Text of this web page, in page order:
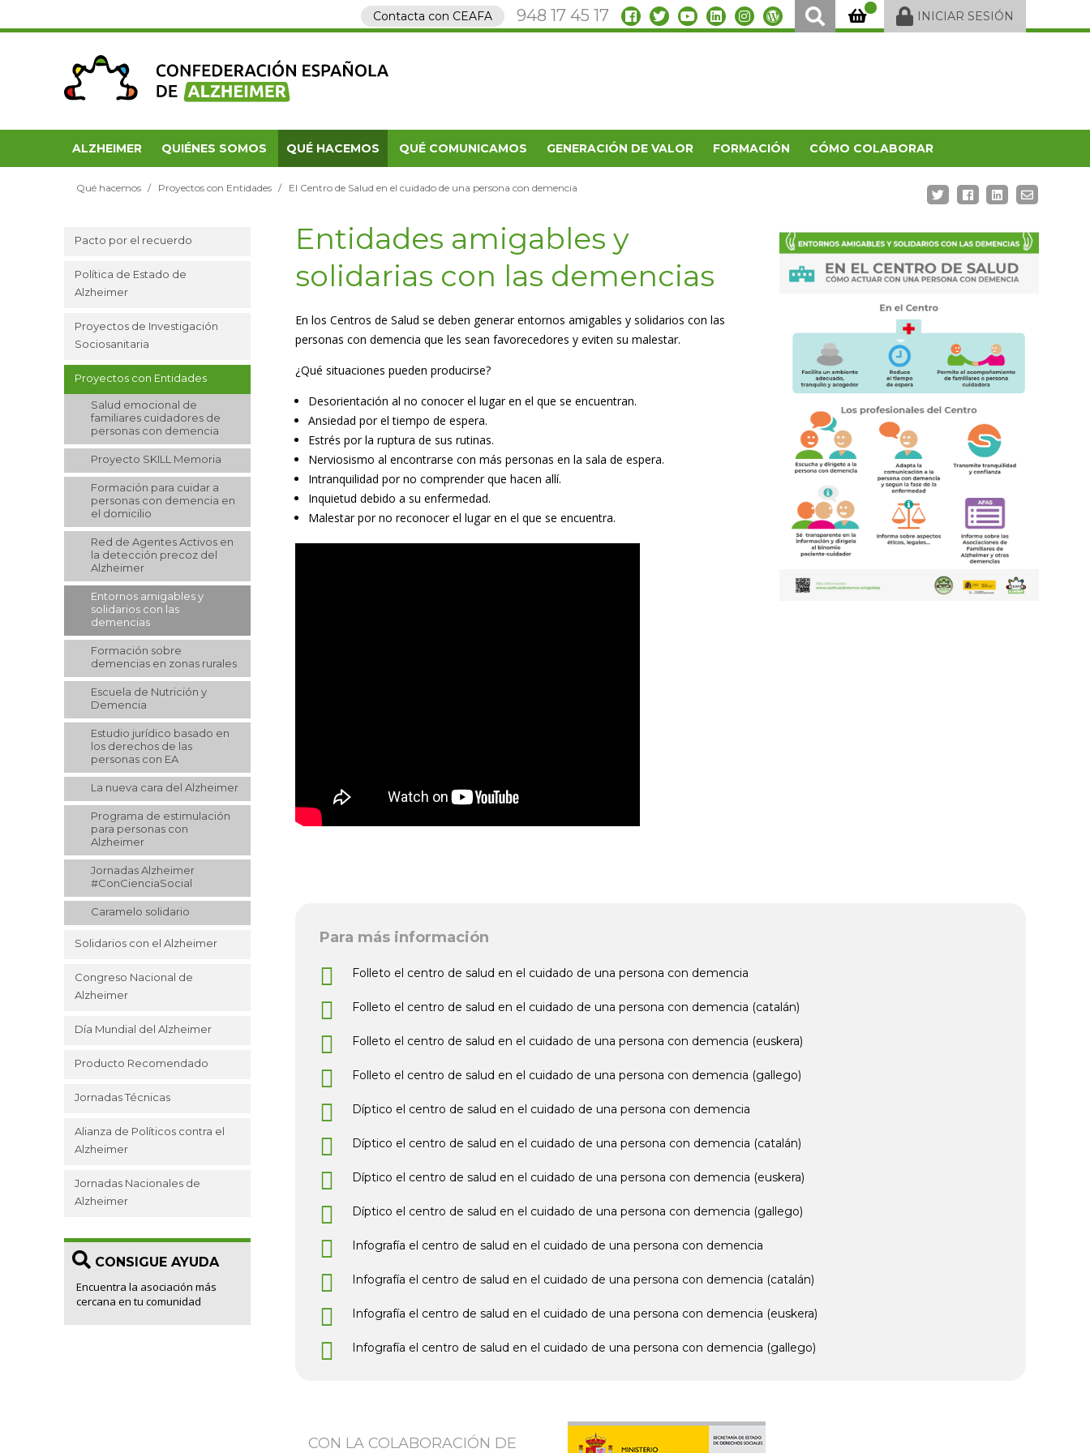
Contacta con CEAFA 948 17 45 17 INICIAR SESIÓN
ALZHEIMER QUIÉNES SOMOS QUÉ HACEMOS QUÉ COMUNICAMOS GENERACIÓN DE VALOR FORMACIÓN CÓMO COLABORAR
Qué hacemos Proyectos con Entidades El Centro de Salud en el cuidado de una persona con demencia
Pacto por el recuerdo
Política de Estado de
Alzheimer
Proyectos de Investigación
Sociosanitaria
Proyectos con Entidades
Salud emocional de
familiares cuidadores de
personas con demencia
Proyecto SKILL Memoria
Formación para cuidar a
personas con demencia en
el domicilio
Red de Agentes Activos en
la detección precoz del
Alzheimer
Entornos amigables y
solidarios con las
demencias
Formación sobre
demencias en zonas rurales
Escuela de Nutrición y
Demencia
Estudio jurídico basado en
los derechos de las
personas con EA
La nueva cara del Alzheimer
Programa de estimulación
para personas con
Alzheimer
Jornadas Alzheimer
#ConCienciaSocial
Caramelo solidario
Solidarios con el Alzheimer
Congreso Nacional de
Alzheimer
Día Mundial del Alzheimer
Producto Recomendado
Jornadas Técnicas
Alianza de Políticos contra el
Alzheimer
Jornadas Nacionales de
Alzheimer
CONSIGUE AYUDA
Encuentra la asociación más
cercana en tu comunidad
Entidades amigables y
solidarias con las demencias
En los Centros de Salud se deben generar entornos amigables y solidarios con las
personas con demencia que les sean favorecedores y eviten su malestar.
¿Qué situaciones pueden producirse?
Desorientación al no conocer el lugar en el que se encuentran.
Ansiedad por el tiempo de espera.
Estrés por la ruptura de sus rutinas.
Nerviosismo al encontrarse con más personas en la sala de espera.
Intranquilidad por no comprender que hacen allí.
Inquietud debido a su enfermedad.
Malestar por no reconocer el lugar en el que se encuentra.
Para más información
Folleto el centro de salud en el cuidado de una persona con demencia
Folleto el centro de salud en el cuidado de una persona con demencia (catalán)
Folleto el centro de salud en el cuidado de una persona con demencia (euskera)
Folleto el centro de salud en el cuidado de una persona con demencia (gallego)
Díptico el centro de salud en el cuidado de una persona con demencia
Díptico el centro de salud en el cuidado de una persona con demencia (catalán)
Díptico el centro de salud en el cuidado de una persona con demencia (euskera)
Díptico el centro de salud en el cuidado de una persona con demencia (gallego)
Infografía el centro de salud en el cuidado de una persona con demencia
Infografía el centro de salud en el cuidado de una persona con demencia (catalán)
Infografía el centro de salud en el cuidado de una persona con demencia (euskera)
Infografía el centro de salud en el cuidado de una persona con demencia (gallego)
CON LA COLABORACIÓN DE